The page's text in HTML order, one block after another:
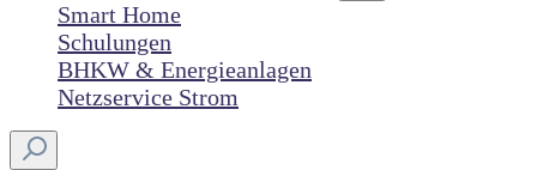
Smart Home
Schulungen
BHKW & Energieanlagen
Netzservice Strom